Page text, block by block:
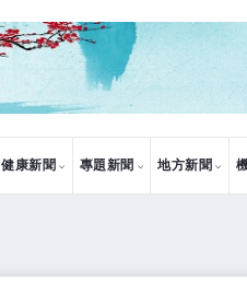
健康新聞 專題新聞 地方新聞